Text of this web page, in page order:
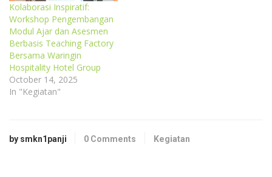
Kolaborasi Inspiratif:
Workshop Pengembangan
Modul Ajar dan Asesmen
Berbasis Teaching Factory
Bersama Waringin
Hospitality Hotel Group
October 14, 2025
In "Kegiatan"
by smkn1panji 0 Comments Kegiatan